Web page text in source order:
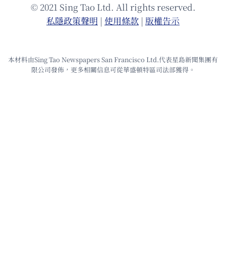
© 2021 Sing Tao Ltd. All rights reserved.
私隱政策聲明 | 使⽤條款 | 版權告⽰
本材料由Sing Tao Newspapers San Francisco Ltd.代表星島新聞集團有
限公司發佈，更多相關信息可從華盛頓特區司法部獲得。